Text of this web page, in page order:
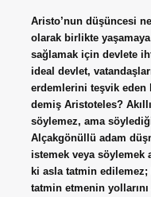
Aristo’nun düşüncesi
olarak birlikte
sağlamak için devlete
ideal devlet,
erdemlerini teşvik eden
demiş Aristoteles?
söylemez, ama
Alçakgönüllü adam
istemek veya söylemek
ki asla tatmin edilemez;
tatmin etmenin